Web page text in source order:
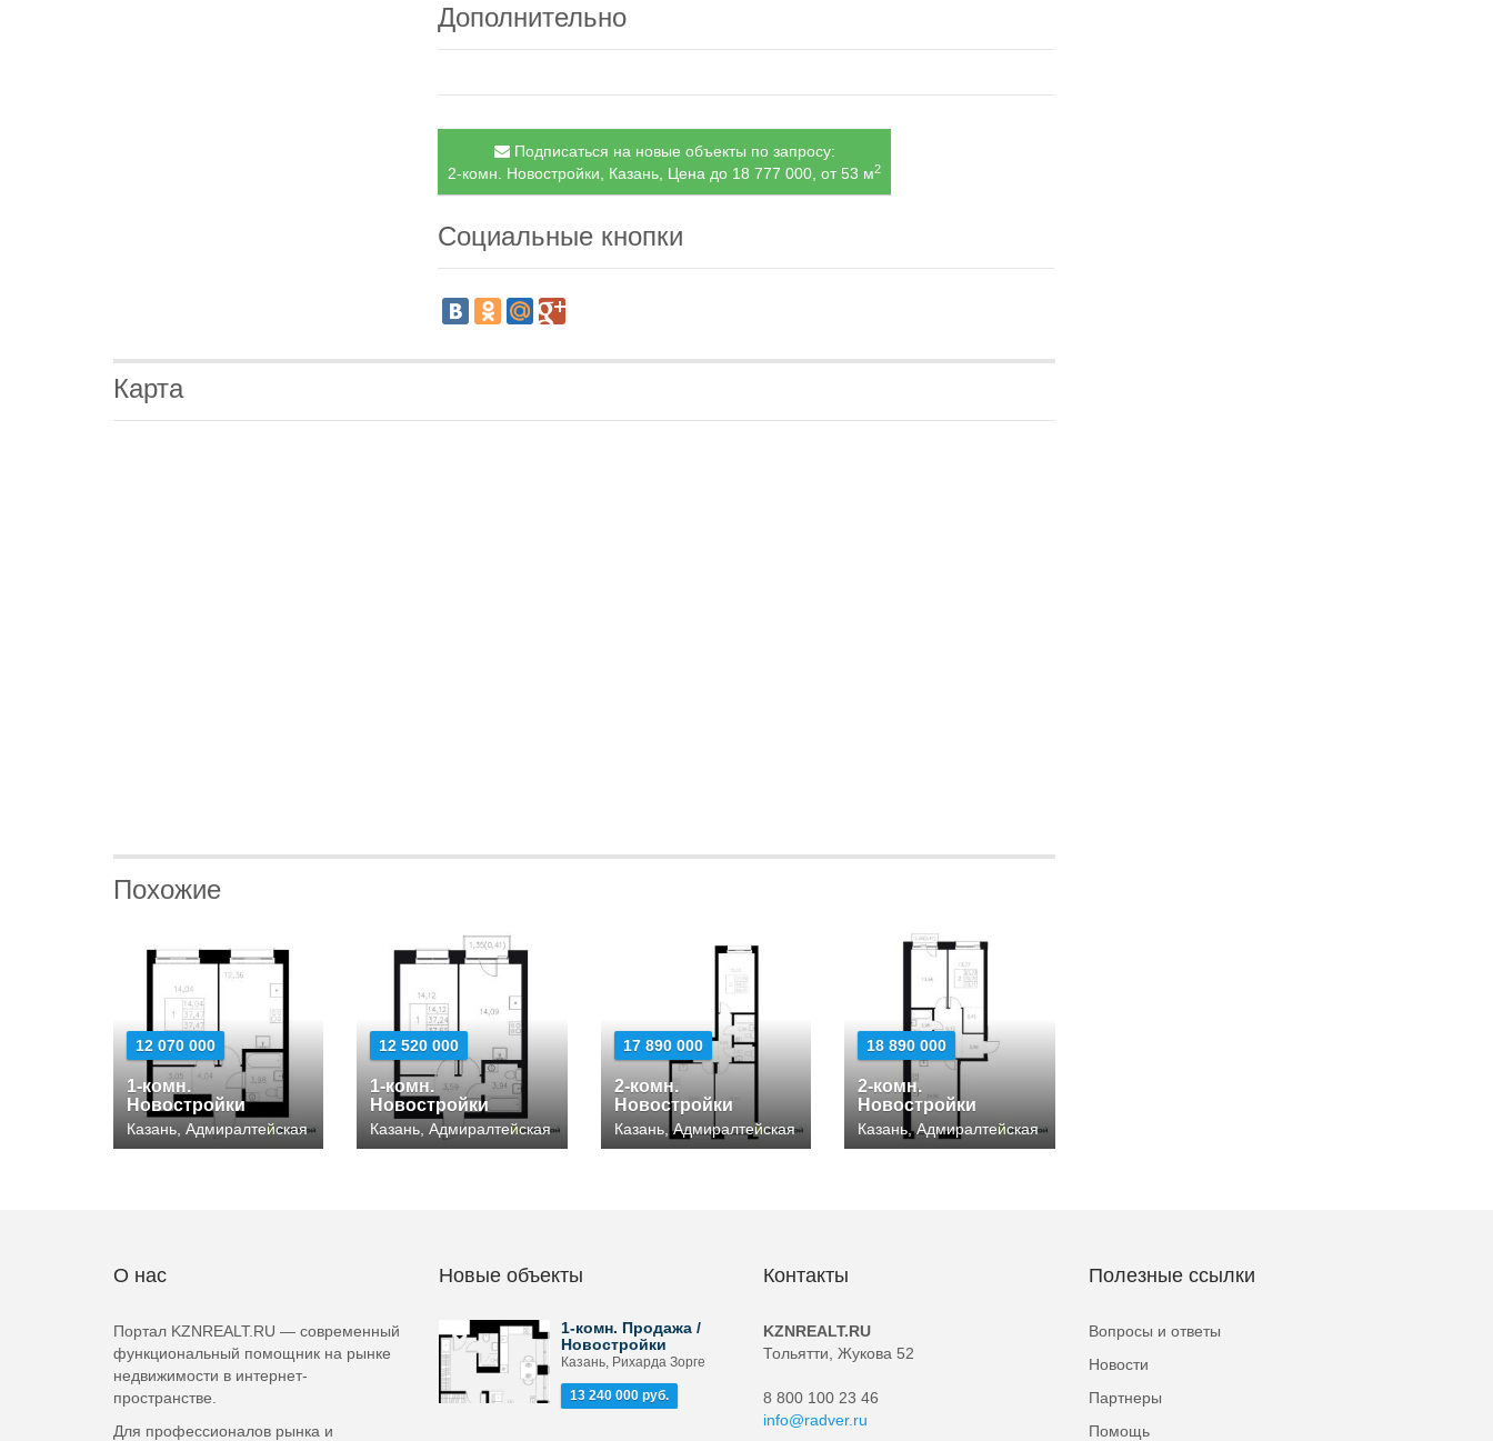
Дополнительно
Подписаться на новые объекты по запросу:
2-комн. Новостройки, Казань, Цена до 18 777 000, от 53 м2
Социальные кнопки
Карта
Похожие
12 070 000
1-комн.
Новостройки
Казань, Адмиралтейская
12 520 000
1-комн.
Новостройки
Казань, Адмиралтейская
17 890 000
2-комн.
Новостройки
Казань, Адмиралтейская
18 890 000
2-комн.
Новостройки
Казань, Адмиралтейская
О нас
Портал KZNREALT.RU — современный
функциональный помощник на рынке
недвижимости в интернет-
пространстве.
Для профессионалов рынка и
Новые объекты
1-комн. Продажа /
Новостройки
Казань, Рихарда Зорге
13 240 000 руб.
Контакты
KZNREALT.RU
Тольятти, Жукова 52
8 800 100 23 46
info@radver.ru
Полезные ссылки
Вопросы и ответы
Новости
Партнеры
Помощь